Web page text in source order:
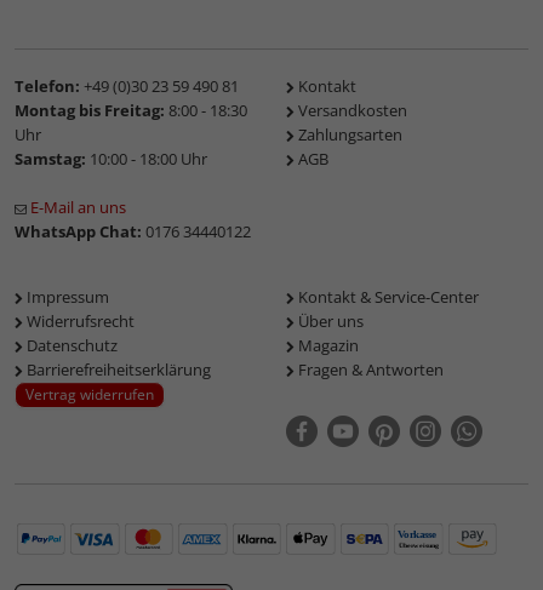
Telefon: +49 (0)30 23 59 490 81
Montag bis Freitag: 8:00 - 18:30
Uhr
Samstag: 10:00 - 18:00 Uhr
E-Mail an uns
WhatsApp Chat: 0176 34440122
Kontakt
Versandkosten
Zahlungsarten
AGB
Impressum
Widerrufsrecht
Datenschutz
Barrierefreiheitserklärung
Vertrag widerrufen
Kontakt & Service-Center
Über uns
Magazin
Fragen & Antworten